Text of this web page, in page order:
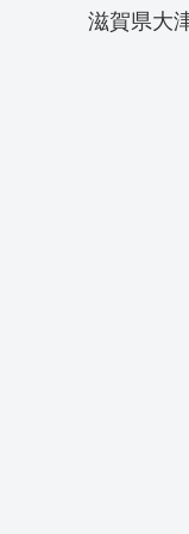
滋賀県大